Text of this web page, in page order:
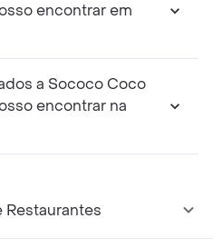
encontrar em
a Sococo Coco
encontrar na
Restaurantes